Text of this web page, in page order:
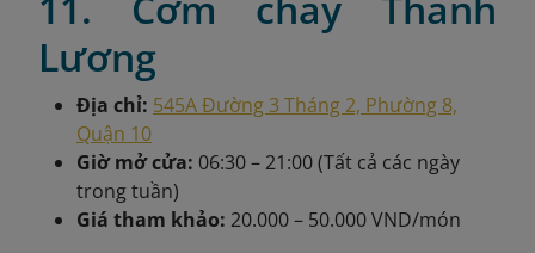
Lương
Địa chỉ: 545A Đường 3 Tháng 2, Phường 8,
Quận 10
Giờ mở cửa: 06:30 – 21:00 (Tất cả các ngày
trong tuần)
Giá tham khảo: 20.000 – 50.000 VND/món